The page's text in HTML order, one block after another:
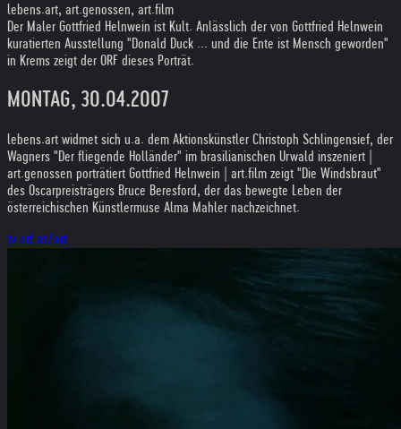
lebens.art, art.genossen, art.film
Der Maler Gottfried Helnwein ist Kult. Anlässlich der von Gottfried Helnwein
kuratierten Ausstellung "Donald Duck ... und die Ente ist Mensch geworden"
in Krems zeigt der ORF dieses Porträt.
MONTAG, 30.04.2007
lebens.art widmet sich u.a. dem Aktionskünstler Christoph Schlingensief, der
Wagners "Der fliegende Holländer" im brasilianischen Urwald inszeniert |
art.genossen porträtiert Gottfried Helnwein | art.film zeigt "Die Windsbraut"
des Oscarpreisträgers Bruce Beresford, der das bewegte Leben der
österreichischen Künstlermuse Alma Mahler nachzeichnet.
tv.orf.at/art